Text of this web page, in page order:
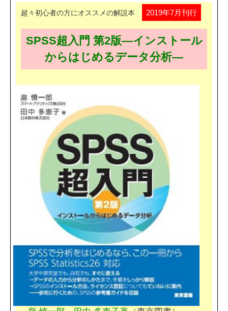
超々初心者の方にオススメの解説本 2019年7月刊行
SPSS超入門 第2版―インストール
からはじめるデータ分析―